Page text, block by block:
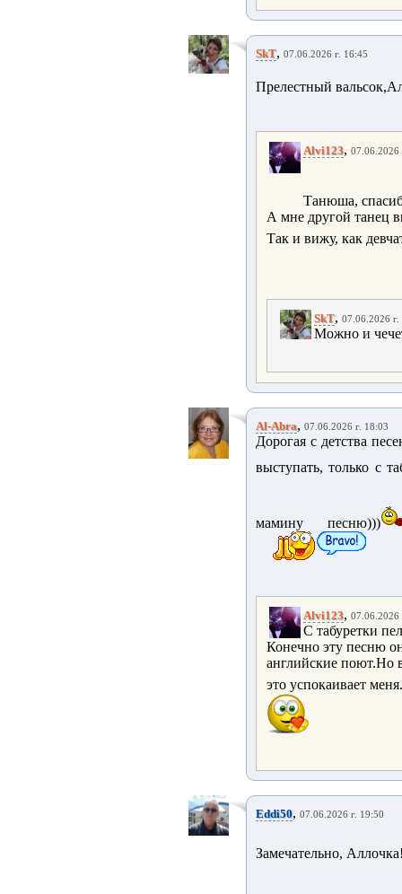
SkT, 07.06.2026 г. 16:45
Прелестный
Alvi123, 07.06.2026
Танюша,
А мне другой танец
Так и вижу, как
SkT, 07.06.2026 г.
Можно и
Al-Abra, 07.06.2026 г. 18:03
Дорогая с детства
выступать, только с
мамину песню)))
Alvi123, 07.06.2026
С табуретки
Конечно эту песню
английские поют.Но
это успокаивает
Eddi50, 07.06.2026 г. 19:50
Замечательно,